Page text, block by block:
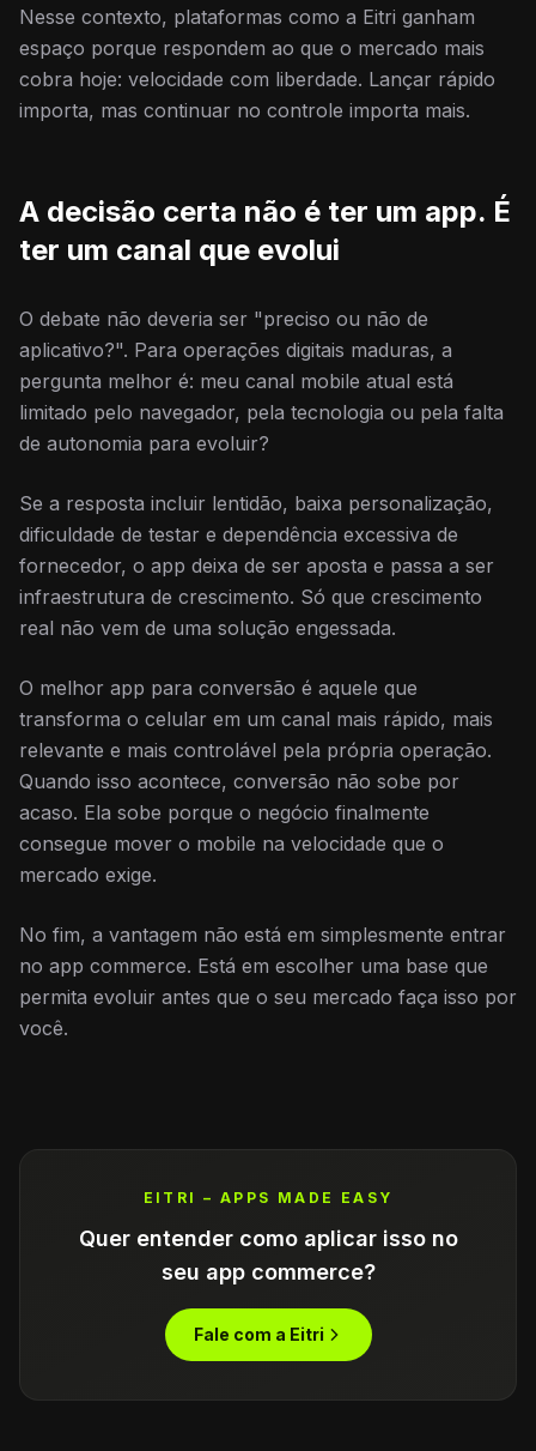
Nesse contexto, plataformas como a Eitri ganham
espaço porque respondem ao que o mercado mais
cobra hoje: velocidade com liberdade. Lançar rápido
importa, mas continuar no controle importa mais.
A decisão certa não é ter um app. É
ter um canal que evolui
O debate não deveria ser "preciso ou não de
aplicativo?". Para operações digitais maduras, a
pergunta melhor é: meu canal mobile atual está
limitado pelo navegador, pela tecnologia ou pela falta
de autonomia para evoluir?
Se a resposta incluir lentidão, baixa personalização,
dificuldade de testar e dependência excessiva de
fornecedor, o app deixa de ser aposta e passa a ser
infraestrutura de crescimento. Só que crescimento
real não vem de uma solução engessada.
O melhor app para conversão é aquele que
transforma o celular em um canal mais rápido, mais
relevante e mais controlável pela própria operação.
Quando isso acontece, conversão não sobe por
acaso. Ela sobe porque o negócio finalmente
consegue mover o mobile na velocidade que o
mercado exige.
No fim, a vantagem não está em simplesmente entrar
no app commerce. Está em escolher uma base que
permita evoluir antes que o seu mercado faça isso por
você.
EITRI – APPS MADE EASY
Quer entender como aplicar isso no
seu app commerce?
Fale com a Eitri